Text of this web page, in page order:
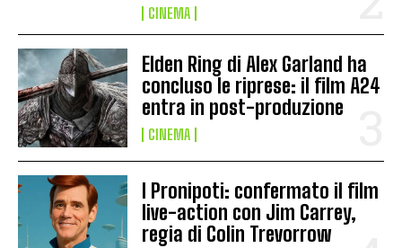
CINEMA
Elden Ring di Alex Garland ha
concluso le riprese: il film A24
entra in post-produzione
CINEMA
I Pronipoti: confermato il film
live-action con Jim Carrey,
regia di Colin Trevorrow